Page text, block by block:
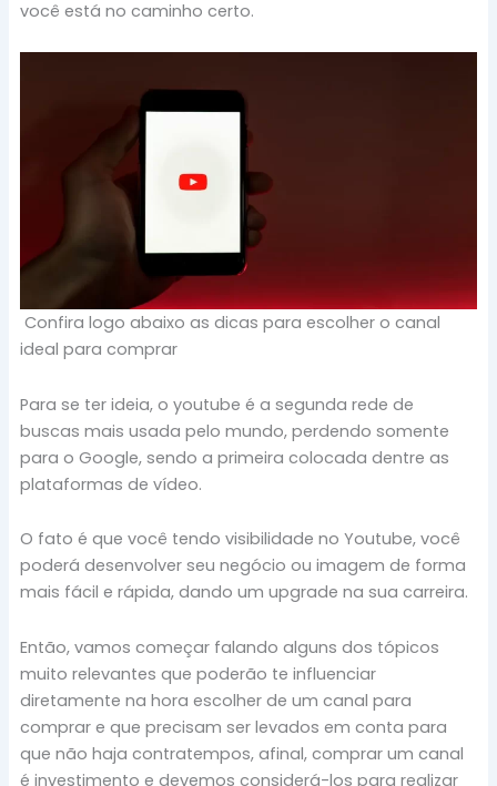
você está no caminho certo.
Confira logo abaixo as dicas para escolher o canal
ideal para comprar
Para se ter ideia, o youtube é a segunda rede de
buscas mais usada pelo mundo, perdendo somente
para o Google, sendo a primeira colocada dentre as
plataformas de vídeo.
O fato é que você tendo visibilidade no Youtube, você
poderá desenvolver seu negócio ou imagem de forma
mais fácil e rápida, dando um upgrade na sua carreira.
Então, vamos começar falando alguns dos tópicos
muito relevantes que poderão te influenciar
diretamente na hora escolher de um canal para
comprar e que precisam ser levados em conta para
que não haja contratempos, afinal, comprar um canal
é investimento e devemos considerá-los para realizar